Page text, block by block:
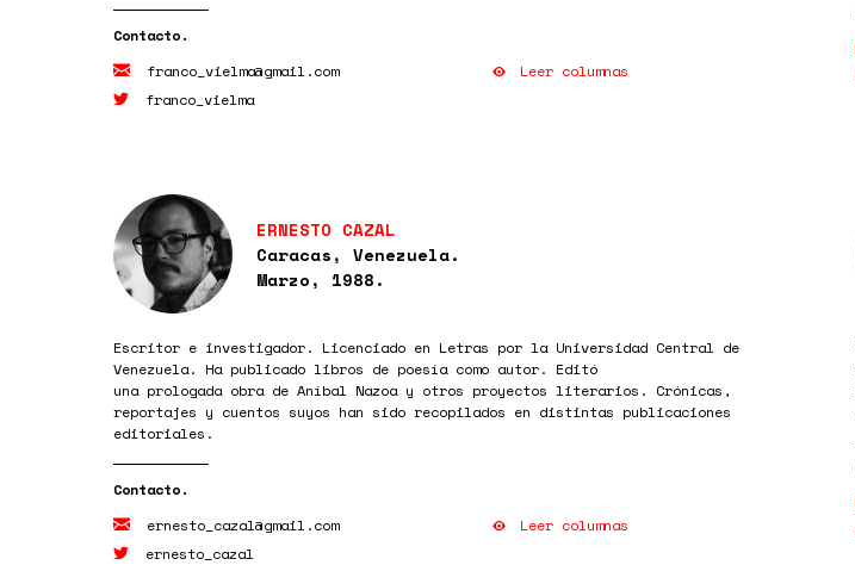
franco_vielma@gmail.com
franco_vielma
Leer columnas
ERNESTO CAZAL
Caracas, Venezuela.
Marzo, 1988.
Escritor e investigador. Licenciado en Letras por la Universidad Central de
Venezuela. Ha publicado libros de poesía como autor. Editó
una prologada obra de Aníbal Nazoa y otros proyectos literarios. Crónicas,
reportajes y cuentos suyos han sido recopilados en distintas publicaciones
editoriales.
ernesto_cazal@gmail.com
ernesto_cazal
Leer columnas